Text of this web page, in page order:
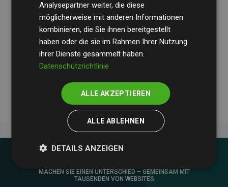
Transparenz und Verlässlichkeit sicherzustellen.
Ihre Prüfungen belegen, dass unsere Investitionen in
Klimaschutzprojekte im Durchschnitt200 % der
geschätzten CO₂-Emissionender teilnehmenden
Websites kompensieren – ein klarer Nachweis für die
messbare Klimawirkung unseres Ansatzes.
MACHEN SIE EINEN UNTERSCHIED – GEMEINSAM MIT
TAUSENDEN VON WEBSITES
Analysepartner weiter, die diese
möglicherweise mit anderen Informationen
kombinieren, die Sie ihnen bereitgestellt
haben oder die sie im Rahmen Ihrer Nutzung
ihrer Dienste gesammelt haben.
Datenschutzrichtlinie
ALLE AKZEPTIEREN
ALLE ABLEHNEN
DETAILS ANZEIGEN